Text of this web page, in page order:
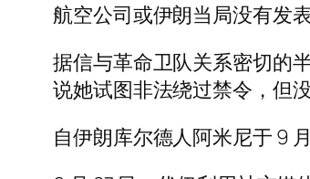
航空公司或伊朗当局没有发表
据信与革命卫队关系密切的
说她试图非法绕过禁令，但
自伊朗库尔德人阿米尼于 9